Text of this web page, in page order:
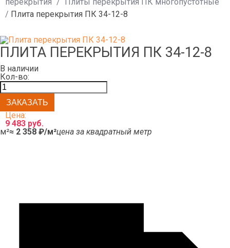
/ Плита перекрытия ПК 34-12-8
ПЛИТА ПЕРЕКРЫТИЯ ПК 34-12-8
В наличии
Кол-во:
Цена:
9 483 руб.
м²≈ 2 358 ₽/м²цена за квадратный метр